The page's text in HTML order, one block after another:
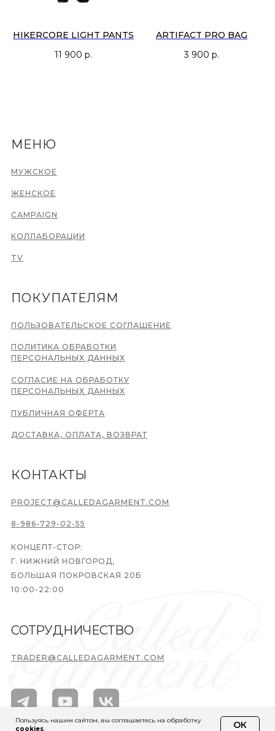
HIKERCORE LIGHT PANTS
11 900 р.
ARTIFACT PRO BAG
3 900 р.
МУЖСКОЕ
ЖЕНСКОЕ
CAMPAIGN
КОЛЛАБОРАЦИИ
ПУБЛИЧНАЯ ОФЕРТА
СОГЛАСИЕ НА ОБРАБОТКУ
ПЕРСОНАЛЬНЫХ ДАННЫХ
ПОЛИТИКА ОБРАБОТКИ
ПЕРСОНАЛЬНЫХ ДАННЫХ
ПОЛЬЗОВАТЕЛЬСКОЕ СОГЛАШЕНИЕ
ДОСТАВКА, ОПЛАТА, ВОЗВРАТ
8-986-729-02-55
PROJECT@CALLEDAGARMENT.COM
МЕНЮ
ПОКУПАТЕЛЯМ
КОНТАКТЫ
TV
СОТРУДНИЧЕСТВО
TRADER@CALLEDAGARMENT.COM
КОНЦЕПТ-СТОР:
Г. НИЖНИЙ НОВГОРОД,
БОЛЬШАЯ ПОКРОВСКАЯ 20Б
10:00-22:00
Пользуясь нашим сайтом, вы соглашаетесь на обработку
cookies. ОК